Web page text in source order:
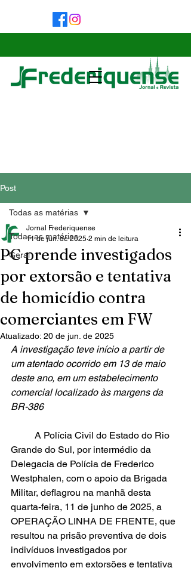
Post
Todas as matérias
Geral
Todas as matérias
PC prende investigados
por extorsão e tentativa
de homicídio contra
comerciantes em FW
Jornal Frederiquense
11 de jun. de 2025 2 min de leitura
Atualizado: 20 de jun. de 2025
A investigação teve início a partir de
um atentado ocorrido em 13 de maio
deste ano, em um estabelecimento
comercial localizado às margens da
BR-386
Grande do Sul, por intermédio da
Delegacia de Polícia de Frederico
Westphalen, com o apoio da Brigada
Militar, deflagrou na manhã desta
quarta-feira, 11 de junho de 2025, a
OPERAÇÃO LINHA DE FRENTE, que
resultou na prisão preventiva de dois
indivíduos investigados por
envolvimento em extorsões e tentativa